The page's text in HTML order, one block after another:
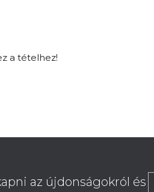
a tételhez!
az újdonságokról és